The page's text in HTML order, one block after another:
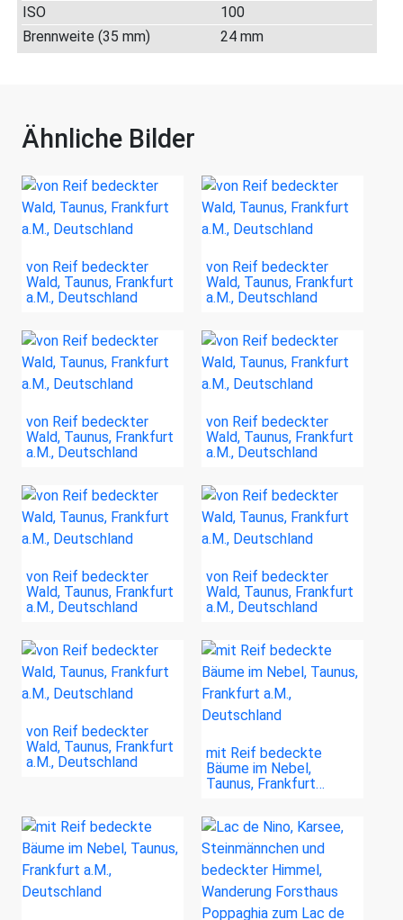
ISO
100
Brennweite (35 mm)
24 mm
Ähnliche Bilder
von Reif bedeckter
Wald, Taunus, Frankfurt
a.M., Deutschland
von Reif bedeckter
Wald, Taunus, Frankfurt
a.M., Deutschland
von Reif bedeckter
Wald, Taunus, Frankfurt
a.M., Deutschland
von Reif bedeckter
Wald, Taunus, Frankfurt
a.M., Deutschland
von Reif bedeckter
Wald, Taunus, Frankfurt
a.M., Deutschland
von Reif bedeckter
Wald, Taunus, Frankfurt
a.M., Deutschland
von Reif bedeckter
Wald, Taunus, Frankfurt
a.M., Deutschland
mit Reif bedeckte
Bäume im Nebel,
Taunus, Frankfurt…